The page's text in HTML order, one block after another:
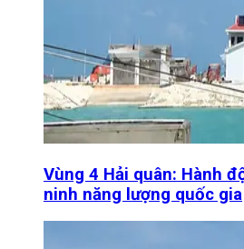
Vùng 4 Hải quân: Hành
ninh năng lượng quốc gia